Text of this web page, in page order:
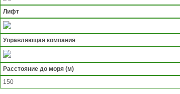
Лифт
Управляющая компания
Расстояние до моря (м)
150